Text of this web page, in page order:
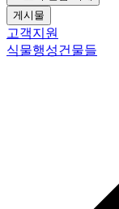
게시물
고객지원
식물행성건물들